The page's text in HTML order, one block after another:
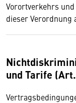
Vorortverkehrs
dieser Verordnung
und Tarife